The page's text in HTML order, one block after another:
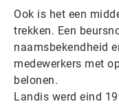
Ook is het een
trekken. Een
naamsbekendheid
medewerkers met
belonen.
Landis werd eind